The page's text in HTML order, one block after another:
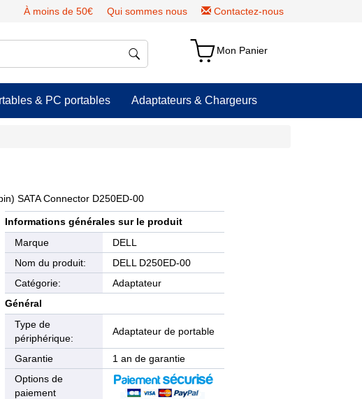
À moins de 50€ Qui sommes nous Contactez-nous
Mon Panier
& PC portables Adaptateurs & Chargeurs
SATA Connector D250ED-00
Informations générales sur le produit
Marque
DELL
Nom du produit:
DELL D250ED-00
Catégorie:
Adaptateur
Général
Type de
périphérique:
Adaptateur de portable
Garantie
1 an de garantie
Options de
paiement